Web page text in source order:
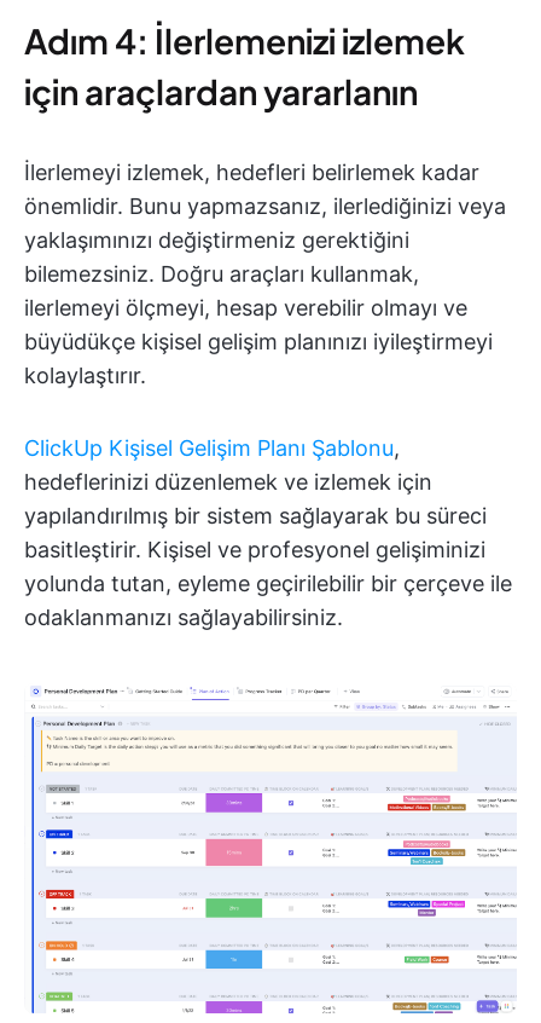
Adım 4: İlerlemenizi izlemek
için araçlardan yararlanın
İlerlemeyi izlemek, hedefleri belirlemek kadar
önemlidir. Bunu yapmazsanız, ilerlediğinizi veya
yaklaşımınızı değiştirmeniz gerektiğini
bilemezsiniz. Doğru araçları kullanmak,
ilerlemeyi ölçmeyi, hesap verebilir olmayı ve
büyüdükçe kişisel gelişim planınızı iyileştirmeyi
kolaylaştırır.
ClickUp Kişisel Gelişim Planı Şablonu,
hedeflerinizi düzenlemek ve izlemek için
yapılandırılmış bir sistem sağlayarak bu süreci
basitleştirir. Kişisel ve profesyonel gelişiminizi
yolunda tutan, eyleme geçirilebilir bir çerçeve ile
odaklanmanızı sağlayabilirsiniz.